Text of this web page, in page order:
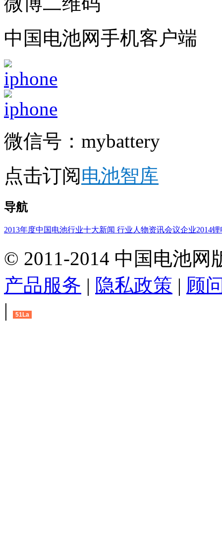
微博二维码
中国电池网手机客户端
微信号：mybattery
点击订阅
2013年度中国电池行业十大新闻 行业人物 资讯会议 企业 2014
©2011-2014 中国电池网
产品服务